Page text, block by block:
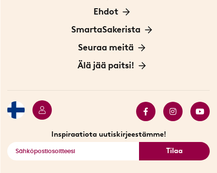
Ota yhteyttä
Ehdot
Tietoa evästeistä
Yksityisyydensuoja
Sopimusehdot
SmartaSakerista
Meistä
Myymälä Tukholmassa
Seuraa meitä
Innovaattoriblogi
Älä jää paitsi!
Inspiraatiota uutiskirjeestämme!
Tilaa